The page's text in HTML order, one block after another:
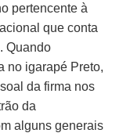
pertencente à
que conta
Quando
no igarapé Preto,
da firma nos
da
alguns generais